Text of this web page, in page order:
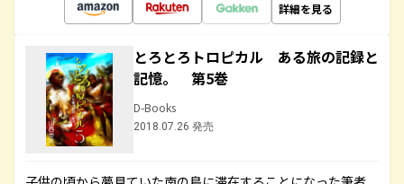
詳細を見る
とろとろトロピカル ある旅の記録と
記憶。 第5巻
D-Books
2018.07.26 発売